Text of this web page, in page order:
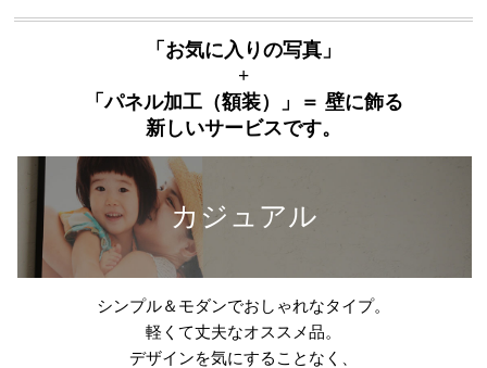
「お気に入りの写真」
+
「パネル加工（額装）」＝ 壁に飾る
新しいサービスです。
カジュアル
シンプル＆モダンでおしゃれなタイプ。
軽くて丈夫なオススメ品。
デザインを気にすることなく、